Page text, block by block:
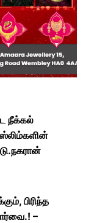
நீக்கல்
பிரிந்த
–